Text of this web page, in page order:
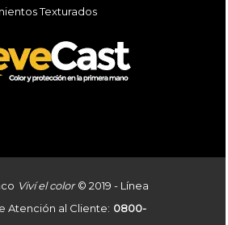
Texturados
Viví el color© 2019 - Línea
Atención al Cliente: 0800-